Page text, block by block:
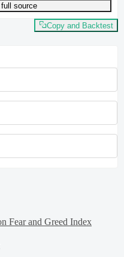
,Col 0
source
Copy and Backtest
Fear and Greed Index